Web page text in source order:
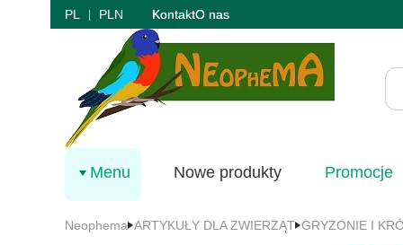
PL PLN KontaktO nas
Menu Nowe produkty Promocje
Neophema ARTYKUŁY DLA ZWIERZĄT GRYZONIE I